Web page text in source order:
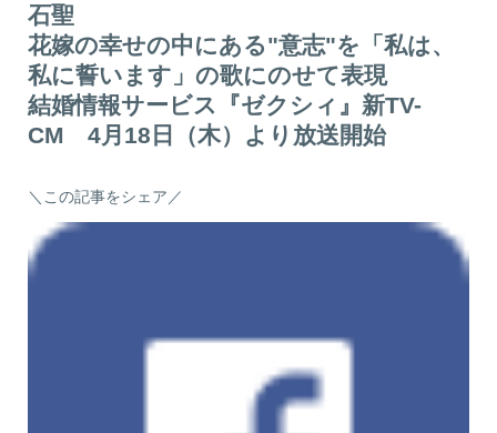
石聖
花嫁の幸せの中にある"意志"を「私は、
私に誓います」の歌にのせて表現
結婚情報サービス『ゼクシィ』新TV-
CM 4月18日（木）より放送開始
＼この記事をシェア／